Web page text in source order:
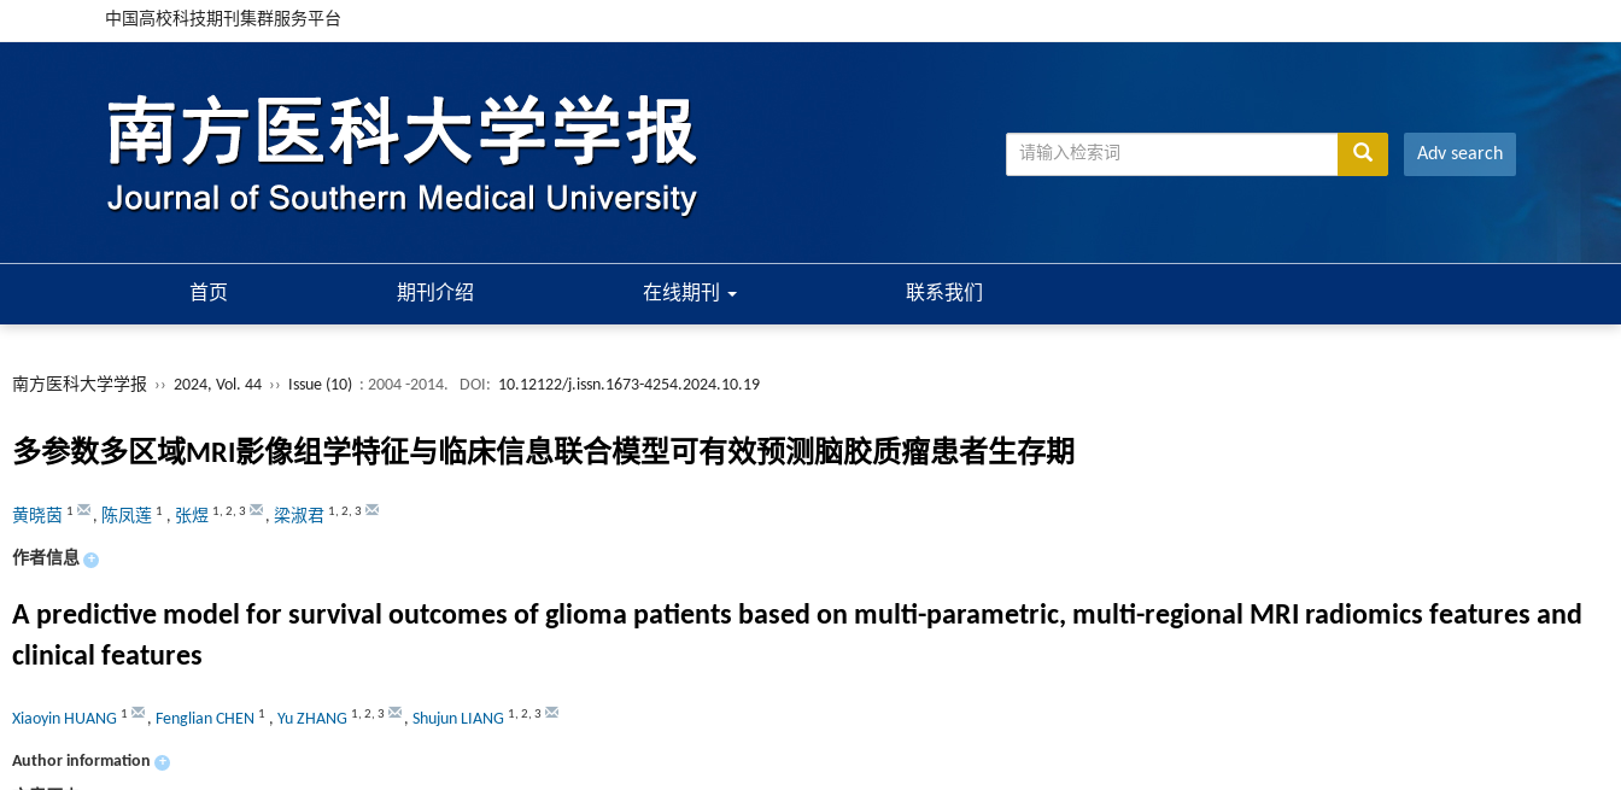
中国高校科技期刊集群服务平台
Adv search
首页 期刊介绍 在线期刊 联系我们
南方医科大学学报 ›› 2024, Vol. 44 ›› Issue (10) : 2004 -2014. DOI: 10.12122/j.issn.1673-4254.2024.10.19
多参数多区域MRI影像组学特征与临床信息联合模型可有效预测脑胶质瘤患者生存期
黄晓茵 1 , 陈凤莲 1 , 张煜 1, 2, 3 , 梁淑君 1, 2, 3
作者信息 +
A predictive model for survival outcomes of glioma patients based on multi-parametric, multi-regional MRI radiomics features and
clinical features
Xiaoyin HUANG 1 , Fenglian CHEN 1 , Yu ZHANG 1, 2, 3 , Shujun LIANG 1, 2, 3
Author information +